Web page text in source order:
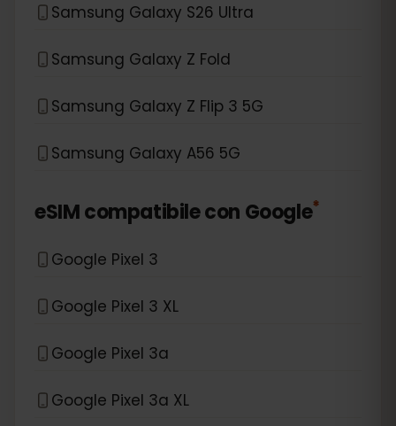
Samsung Galaxy S26 Ultra
Samsung Galaxy Z Fold
Samsung Galaxy Z Flip 3 5G
Samsung Galaxy A56 5G
eSIM compatibile con Google*
Google Pixel 3
Google Pixel 3 XL
Google Pixel 3a
Google Pixel 3a XL